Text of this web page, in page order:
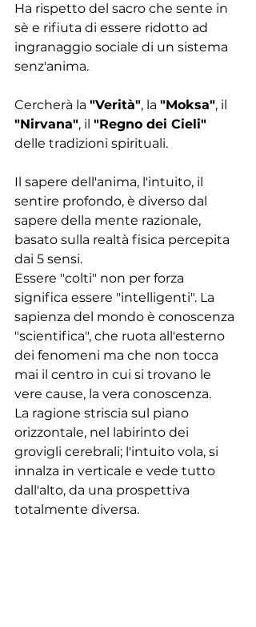
Ha rispetto del sacro che sente in
sè e rifiuta di essere ridotto ad
ingranaggio sociale di un sistema
senz'anima.
Cercherà la "Verità", la "Moksa", il
"Nirvana", il "Regno dei Cieli"
delle tradizioni spirituali.
Il sapere dell'anima, l'intuito, il
sentire profondo, è diverso dal
sapere della mente razionale,
basato sulla realtà fisica percepita
dai 5 sensi.
Essere "colti" non per forza
significa essere "intelligenti". La
sapienza del mondo è conoscenza
"scientifica", che ruota all'esterno
dei fenomeni ma che non tocca
mai il centro in cui si trovano le
vere cause, la vera conoscenza.
La ragione striscia sul piano
orizzontale, nel labirinto dei
grovigli cerebrali; l'intuito vola, si
innalza in verticale e vede tutto
dall'alto, da una prospettiva
totalmente diversa.